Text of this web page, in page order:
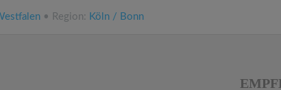
• Region: Köln / Bonn